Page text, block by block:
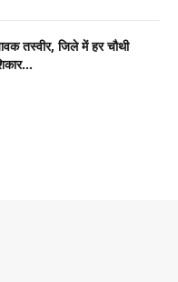
तस्वीर, जिले में हर चौथी